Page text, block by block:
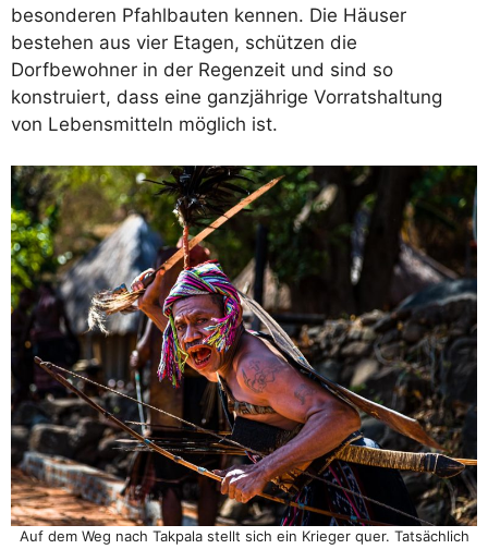
besonderen Pfahlbauten kennen. Die Häuser
bestehen aus vier Etagen, schützen die
Dorfbewohner in der Regenzeit und sind so
konstruiert, dass eine ganzjährige Vorratshaltung
von Lebensmitteln möglich ist.
Auf dem Weg nach Takpala stellt sich ein Krieger quer. Tatsächlich